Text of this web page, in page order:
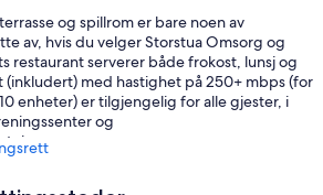
og spillrom er bare noen av
av, hvis du velger Storstua Omsorg og
restaurant serverer både frokost, lunsj og
med hastighet på 250+ mbps (for
enheter) er tilgjengelig for alle gjester, i
og